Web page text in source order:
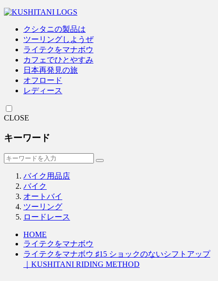
クシタニの製品は
ツーリングしようぜ
ライテクをマナボウ
カフェでひとやすみ
日本再発見の旅
オフロード
レディース
CLOSE
キーワード
バイク用品店
バイク
オートバイ
ツーリング
ロードレース
HOME
ライテクをマナボウ
ライテクをマナボウ ♯15 ショックのないシフトアップ
｜KUSHITANI RIDING METHOD